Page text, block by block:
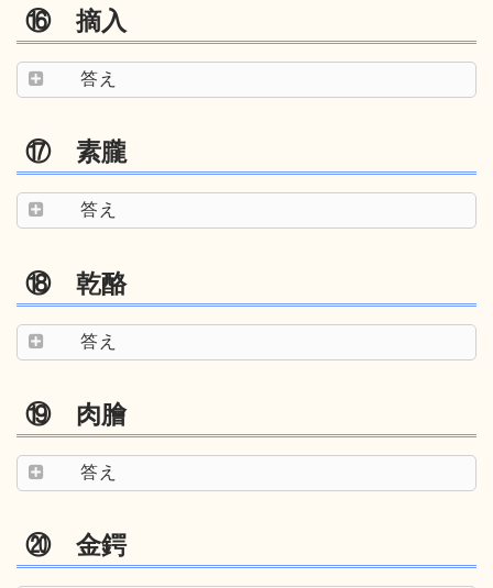
⑯ 摘入
答え
⑰ 素朧
答え
⑱ 乾酪
答え
⑲ 肉膾
答え
⑳ 金鍔